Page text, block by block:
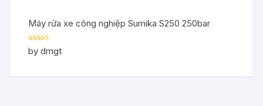
Máy rửa xe công nghiệp Sumika S250 250bar
Rated5out
of 5
by dmgt